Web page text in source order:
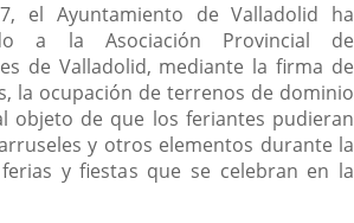
el Ayuntamiento de Valladolid ha
a la Asociación Provincial de
de Valladolid, mediante la firma de
la ocupación de terrenos de dominio
objeto de que los feriantes pudieran
y otros elementos durante la
y fiestas que se celebran en la